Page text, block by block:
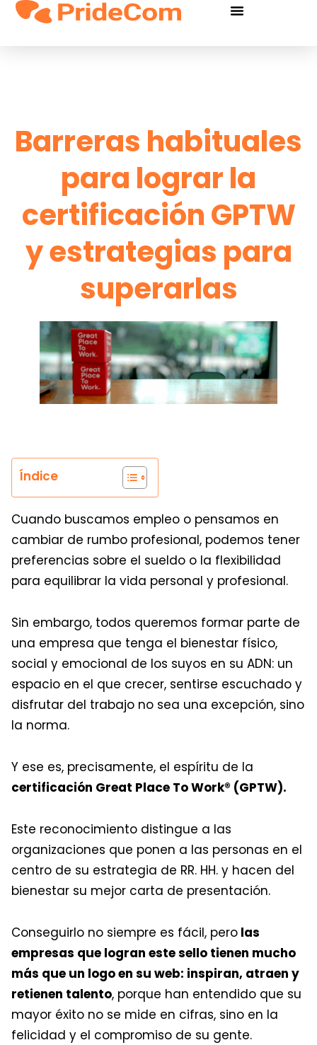
Barreras habituales
para lograr la
certificación GPTW
y estrategias para
superarlas
Índice
Cuando buscamos empleo o pensamos en
cambiar de rumbo profesional, podemos tener
preferencias sobre el sueldo o la flexibilidad
para equilibrar la vida personal y profesional.
Sin embargo, todos queremos formar parte de
una empresa que tenga el bienestar físico,
social y emocional de los suyos en su ADN: un
espacio en el que crecer, sentirse escuchado y
disfrutar del trabajo no sea una excepción, sino
la norma.
Y ese es, precisamente, el espíritu de la
certificación Great Place To Work® (GPTW).
Este reconocimiento distingue a las
organizaciones que ponen a las personas en el
centro de su estrategia de RR. HH. y hacen del
bienestar su mejor carta de presentación.
Conseguirlo no siempre es fácil, pero las
empresas que logran este sello tienen mucho
más que un logo en su web: inspiran, atraen y
retienen talento, porque han entendido que su
mayor éxito no se mide en cifras, sino en la
felicidad y el compromiso de su gente.